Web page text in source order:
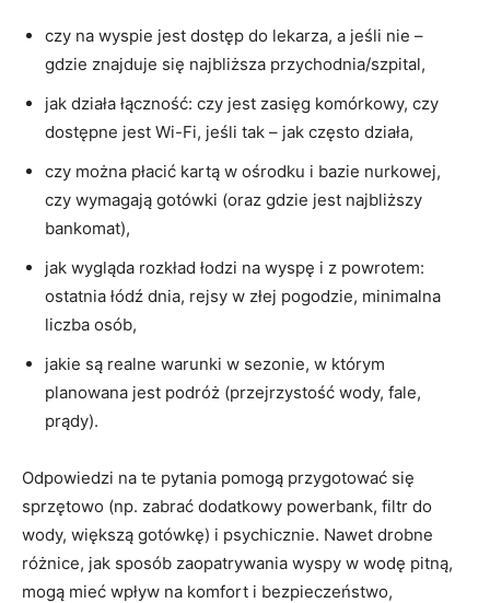
czy na wyspie jest dostęp do lekarza, a jeśli nie –
gdzie znajduje się najbliższa przychodnia/szpital,
jak działa łączność: czy jest zasięg komórkowy, czy
dostępne jest Wi-Fi, jeśli tak – jak często działa,
czy można płacić kartą w ośrodku i bazie nurkowej,
czy wymagają gotówki (oraz gdzie jest najbliższy
bankomat),
jak wygląda rozkład łodzi na wyspę i z powrotem:
ostatnia łódź dnia, rejsy w złej pogodzie, minimalna
liczba osób,
jakie są realne warunki w sezonie, w którym
planowana jest podróż (przejrzystość wody, fale,
prądy).
Odpowiedzi na te pytania pomogą przygotować się
sprzętowo (np. zabrać dodatkowy powerbank, filtr do
wody, większą gotówkę) i psychicznie. Nawet drobne
różnice, jak sposób zaopatrywania wyspy w wodę pitną,
mogą mieć wpływ na komfort i bezpieczeństwo,